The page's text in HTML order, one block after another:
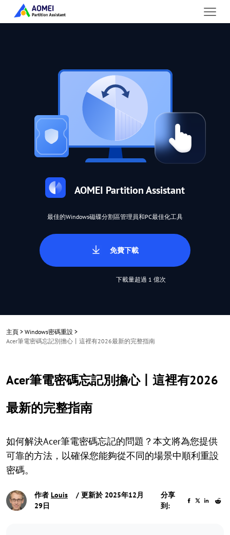
AOMEI Partition Assistant
最佳的Windows磁碟分割區管理員和PC最佳化工具
免費下載
下載量超過 1 億次
主頁 > Windows密碼重設 >
Acer筆電密碼忘記別擔心丨這裡有2026最新的完整指南
Acer筆電密碼忘記別擔心丨這裡有2026
最新的完整指南
如何解決Acer筆電密碼忘記的問題？本文將為您提供
可靠的方法，以確保您能夠從不同的場景中順利重設
密碼。
作者 Louis
/ 更新於 2025年12月
29日
分享
到: